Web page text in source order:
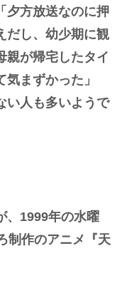
夕方放送なのに押
だし、幼少期に観
親が帰宅したタイ
まずかった」
い人も多いようで
、1999年の水曜
制作のアニメ『天